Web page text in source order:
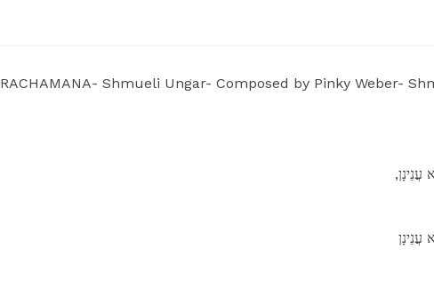
RACHAMANA- Shmueli Ungar- Composed by Pinky Weber-
עֲנֵינָן
עֲנֵינָן